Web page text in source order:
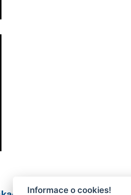
Informace o cookies!